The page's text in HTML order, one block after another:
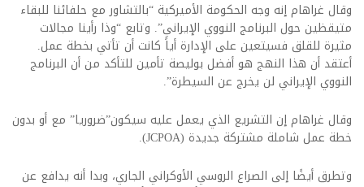
وقال غراهام إنه وجه الحكومة الأميركية “بالتشاور مع حلفائنا للبقاء
متيقظين حول البرنامج النووي الإيراني”. وتابع “وذا رأينا مجالات
مثيرة للقلق فسيتعين على الإدارة أياً كانت أن تأتي بخطة عمل.
أعتقد أن هذا النهج هو أفضل بوليصة تأمين للتأكد من أن البرنامج
النووي الإيراني لن يخرج عن السيطرة”.
وقال غراهام إن التشريع الذي يعمل عليه سيكون”ضروريا” مع أو بدون
خطة عمل شاملة مشتركة جديدة (JCPOA).
وتطرق أيضًا إلى الصراع الروسي الأوكراني الجاري، وبدا أنه يدافع عن